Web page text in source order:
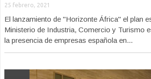
25 febrero, 2021
El lanzamiento de "Horizonte África" el plan
Ministerio de Industria, Comercio y Turismo
la presencia de empresas española en...